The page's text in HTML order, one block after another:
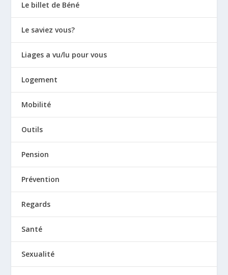
Le billet de Béné
Le saviez vous?
Liages a vu/lu pour vous
Logement
Mobilité
Outils
Pension
Prévention
Regards
Santé
Sexualité